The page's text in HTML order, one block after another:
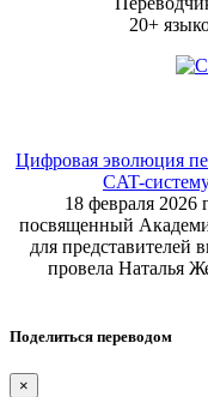
20+
Цифровая эволюция
CAT-
18 февраля 2026
посвященный
для представителей
провела Наталья
Поделиться переводом
×